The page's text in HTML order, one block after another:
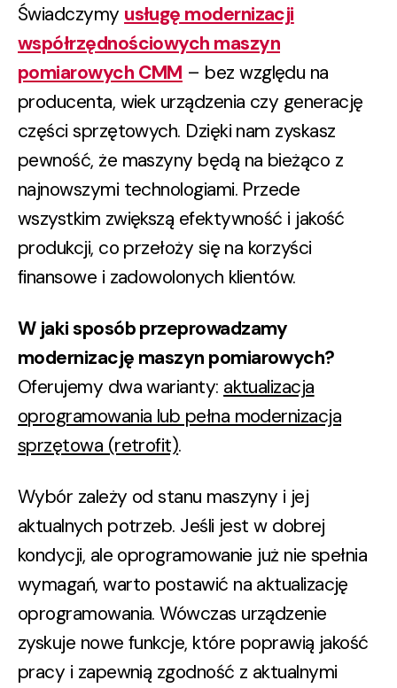
Świadczymy usługę modernizacji
współrzędnościowych maszyn
pomiarowych CMM – bez względu na
producenta, wiek urządzenia czy generację
części sprzętowych. Dzięki nam zyskasz
pewność, że maszyny będą na bieżąco z
najnowszymi technologiami. Przede
wszystkim zwiększą efektywność i jakość
produkcji, co przełoży się na korzyści
finansowe i zadowolonych klientów.
W jaki sposób przeprowadzamy
modernizację maszyn pomiarowych?
Oferujemy dwa warianty: aktualizacja
oprogramowania lub pełna modernizacja
sprzętowa (retrofit).
Wybór zależy od stanu maszyny i jej
aktualnych potrzeb. Jeśli jest w dobrej
kondycji, ale oprogramowanie już nie spełnia
wymagań, warto postawić na aktualizację
oprogramowania. Wówczas urządzenie
zyskuje nowe funkcje, które poprawią jakość
pracy i zapewnią zgodność z aktualnymi